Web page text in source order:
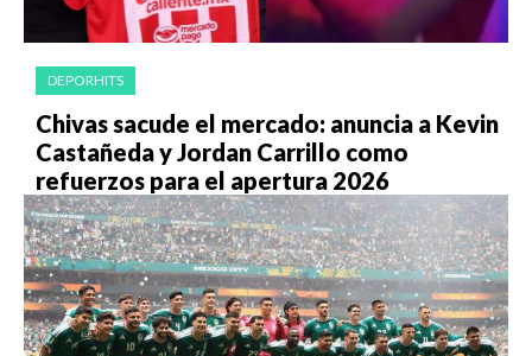
DEPORHITS
Chivas sacude el mercado: anuncia a Kevin
Castañeda y Jordan Carrillo como
refuerzos para el apertura 2026